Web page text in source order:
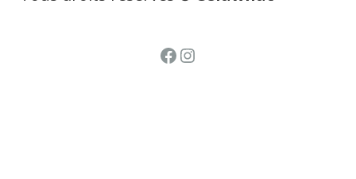
Facebook
Instagram